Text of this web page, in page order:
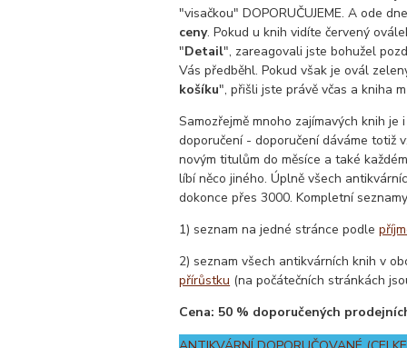
"visačkou" DOPORUČUJEME. A ode
ceny. Pokud u knih vidíte červený
"Detail", zareagovali jste bohužel
Vás předběhl. Pokud však je ovál
košíku", přišli jste právě včas a kniha
Samozřejmě mnoho zajímavých knih je
doporučení - doporučení dáváme totiž
novým titulům do měsíce a také
líbí něco jiného. Úplně všech
dokonce přes 3000. Kompletní
1) seznam na jedné stránce podle
2) seznam všech antikvárních knih v
přírůstku (na počátečních stránkách
Cena: 50 % doporučených